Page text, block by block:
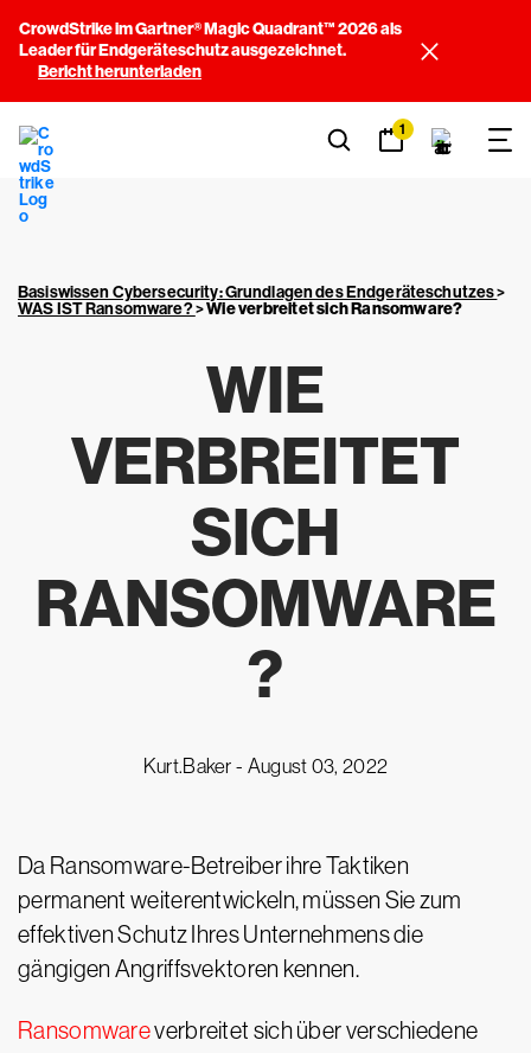
CrowdStrike im Gartner® Magic Quadrant™ 2026 als
Leader für Endgeräteschutz ausgezeichnet.
Bericht herunterladen
1
Basiswissen Cybersecurity: Grundlagen des Endgeräteschutzes>
WAS IST Ransomware?>Wie verbreitet sich Ransomware?
WIE
VERBREITET
SICH
RANSOMWARE
?
Kurt.Baker - August 03, 2022
Da Ransomware-Betreiber ihre Taktiken
permanent weiterentwickeln, müssen Sie zum
effektiven Schutz Ihres Unternehmens die
gängigen Angriffsvektoren kennen.
Ransomwareverbreitet sich über verschiedene